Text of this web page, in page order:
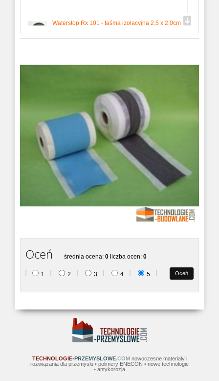
Waterstop Rx 101 - taśma izolacyjna 2,5 x 2,0cm
Taśma bentonitowa Waterstop RX jest to
plastyczna, pęczniejąca ta...
MAXFLEX 800
MAXFLEX 600
Uszczelniacz na bazie gumy silikonowej
MAXSEAL
MAXSEAL to hydroizolacja mineralna
uszczelniająca i ochronna poło...
MAXFLEX 900
Oceń średnia ocena: 0 liczba ocen: 0
1 2 3 4 5
TECHNOLOGIE-PRZEMYSLOWE.COMnowoczesne materiały i
rozwiązania dla przemysłu • polimery ENECON • nowe technologie
• antykorozja